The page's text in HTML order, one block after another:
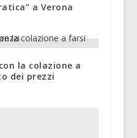
a Verona
la colazione a
dei prezzi